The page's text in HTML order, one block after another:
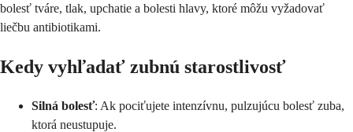
bolesť tváre, tlak, upchatie a bolesti hlavy, ktoré môžu vyžadovať
liečbu antibiotikami.
Kedy vyhľadať zubnú starostlivosť
Silná bolesť: Ak pociťujete intenzívnu, pulzujúcu bolesť zuba,
ktorá neustupuje.